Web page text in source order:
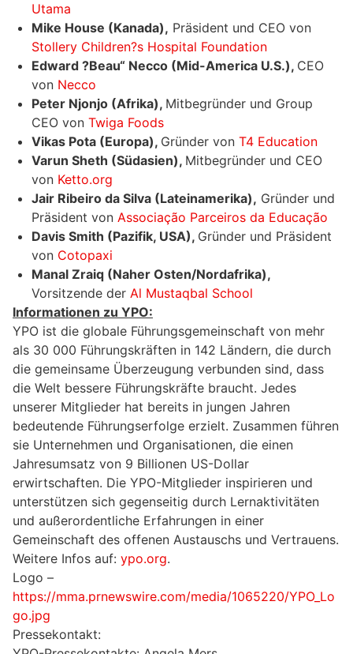
Utama
Mike House (Kanada), Präsident und CEO von
Stollery Children?s Hospital Foundation
Edward ?Beau“ Necco (Mid-America U.S.), CEO
von Necco
Peter Njonjo (Afrika), Mitbegründer und Group
CEO von Twiga Foods
Vikas Pota (Europa), Gründer von T4 Education
Varun Sheth (Südasien), Mitbegründer und CEO
von Ketto.org
Jair Ribeiro da Silva (Lateinamerika), Gründer und
Präsident von Associação Parceiros da Educação
Davis Smith (Pazifik, USA), Gründer und Präsident
von Cotopaxi
Manal Zraiq (Naher Osten/Nordafrika),
Vorsitzende der Al Mustaqbal School
Informationen zu YPO:
YPO ist die globale Führungsgemeinschaft von mehr
als 30 000 Führungskräften in 142 Ländern, die durch
die gemeinsame Überzeugung verbunden sind, dass
die Welt bessere Führungskräfte braucht. Jedes
unserer Mitglieder hat bereits in jungen Jahren
bedeutende Führungserfolge erzielt. Zusammen führen
sie Unternehmen und Organisationen, die einen
Jahresumsatz von 9 Billionen US-Dollar
erwirtschaften. Die YPO-Mitglieder inspirieren und
unterstützen sich gegenseitig durch Lernaktivitäten
und außerordentliche Erfahrungen in einer
Gemeinschaft des offenen Austauschs und Vertrauens.
Weitere Infos auf: ypo.org.
Logo –
https://mma.prnewswire.com/media/1065220/YPO_Lo
go.jpg
Pressekontakt: